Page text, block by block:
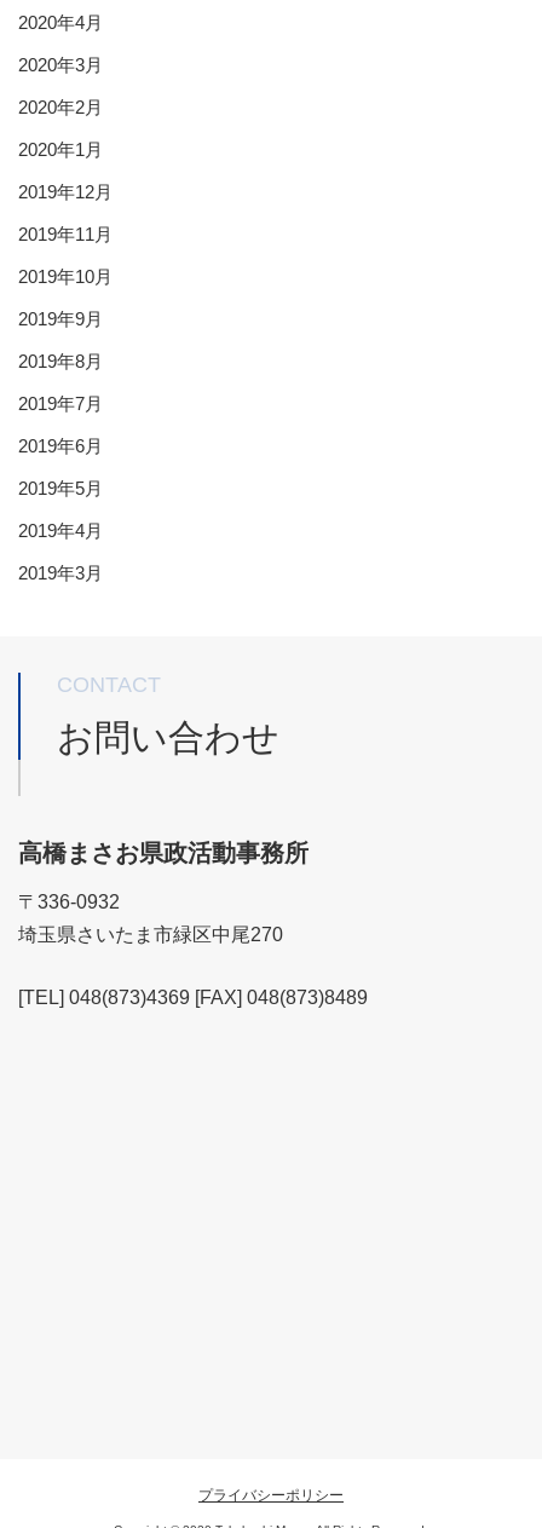
2020年4月
2020年3月
2020年2月
2020年1月
2019年12月
2019年11月
2019年10月
2019年9月
2019年8月
2019年7月
2019年6月
2019年5月
2019年4月
2019年3月
CONTACT
お問い合わせ
高橋まさお県政活動事務所
〒336-0932
埼玉県さいたま市緑区中尾270
[TEL] 048(873)4369 [FAX] 048(873)8489
プライバシーポリシー